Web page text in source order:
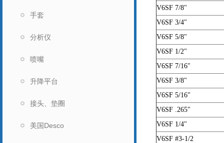
手套
分析仪
喷嘴
升降平台
接头、垫圈
美国Desco
V6SF 7/8"
V6SF 3/4"
V6SF 5/8"
V6SF 1/2"
V6SF 7/16"
V6SF 3/8"
V6SF 5/16"
V6SF .265"
V6SF 1/4"
V6SF #3-1/2